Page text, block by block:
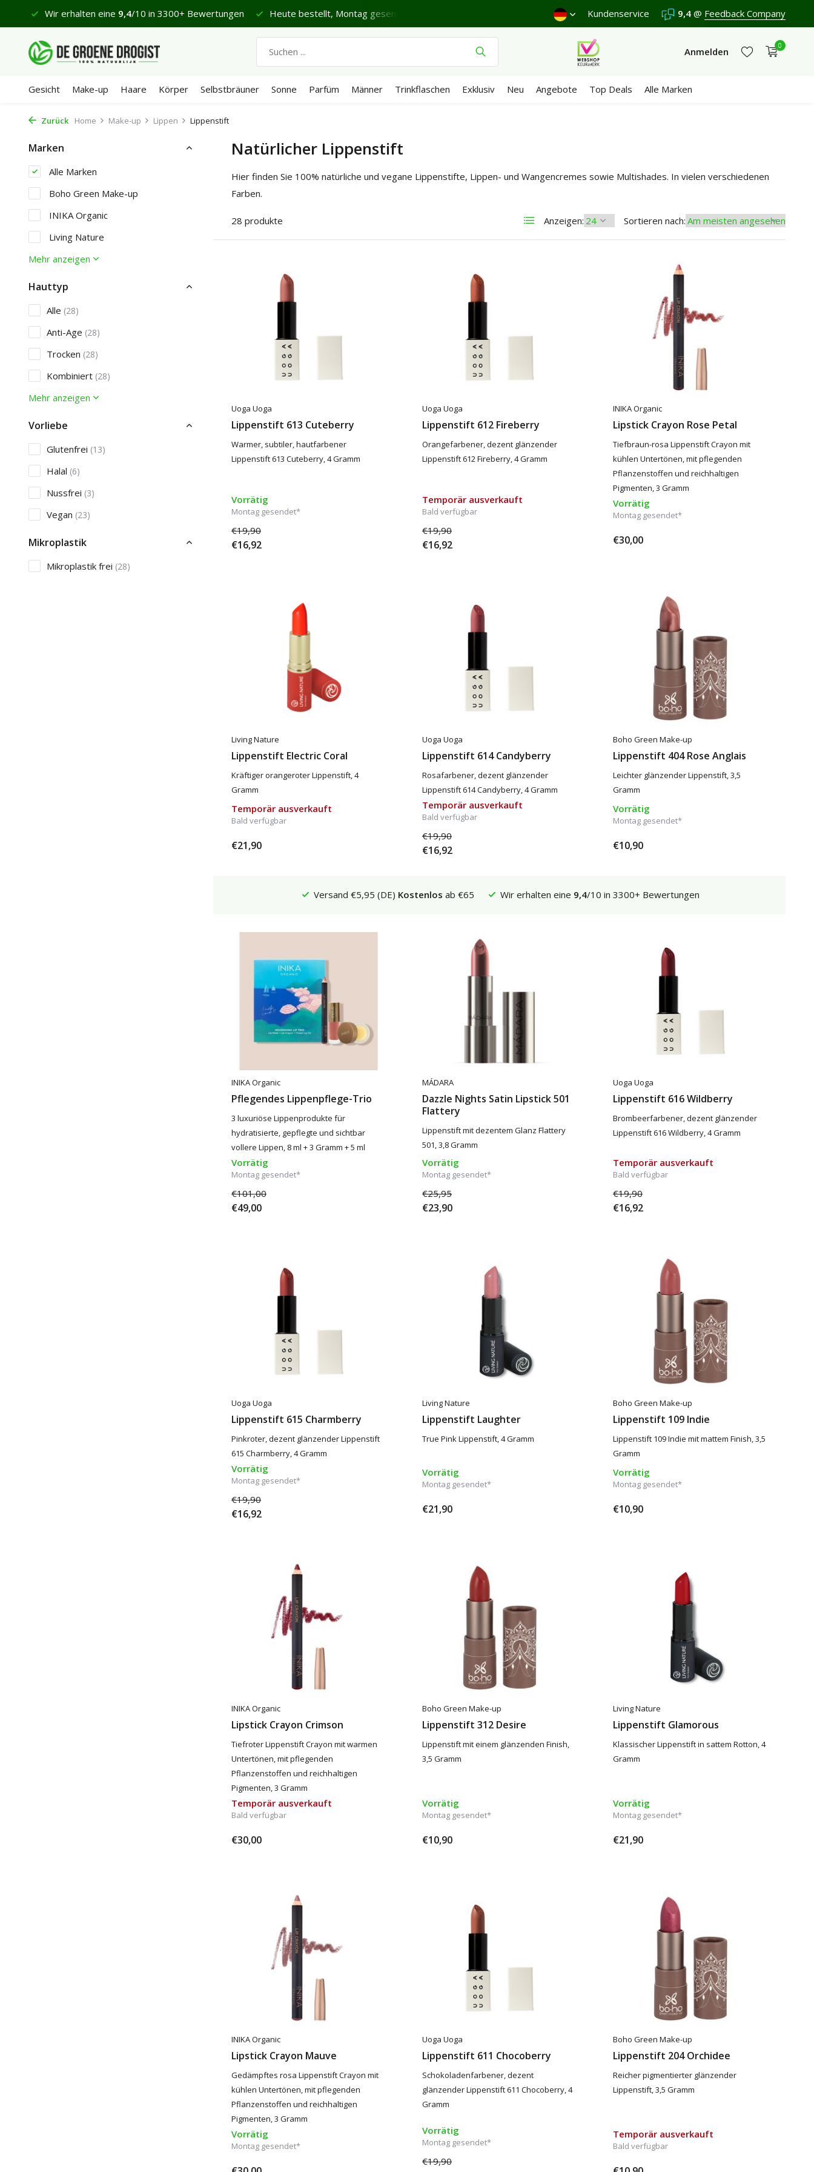
Wir erhalten eine9,4/10 in 3300+ Bewertungen Heute bestellt, Montag gesendet* Versand €5,95 (DE)Kostenlos ab €65 Wir erhalten eine
Kundenservice 9,4 @ Feedback Company
Anmelden
Jetzt registrieren
Jetzt registrieren
0
Gesicht Make-up Haare Körper Selbstbräuner Sonne Parfüm Männer Trinkflaschen Exklusiv Neu Angebote Top Deals Alle Marken
Zurück Home Make-up Lippen Lippenstift
Marken
Alle Marken
Boho Green Make-up
INIKA Organic
Living Nature
Mehr anzeigen
Hauttyp
Alle (28)
Anti-Age (28)
Trocken (28)
Kombiniert (28)
Mehr anzeigen
Vorliebe
Glutenfrei (13)
Halal (6)
Nussfrei (3)
Vegan (23)
Mikroplastik
Mikroplastik frei (28)
Natürlicher Lippenstift
Hier finden Sie 100% natürliche und vegane Lippenstifte, Lippen- und Wangencremes sowie Multishades. In vielen verschiedenen
Farben.
28 produkte Anzeigen: Sortieren nach:
Uoga Uoga
Lippenstift 613 Cuteberry
Warmer, subtiler, hautfarbener
Lippenstift 613 Cuteberry, 4 Gramm
Vorrätig
Montag gesendet*
€19,90
€16,92
Uoga Uoga
Lippenstift 612 Fireberry
Orangefarbener, dezent glänzender
Lippenstift 612 Fireberry, 4 Gramm
Temporär ausverkauft
Bald verfügbar
€19,90
€16,92
INIKA Organic
Lipstick Crayon Rose Petal
Tiefbraun-rosa Lippenstift Crayon mit
kühlen Untertönen, mit pflegenden
Pflanzenstoffen und reichhaltigen
Pigmenten, 3 Gramm
Vorrätig
Montag gesendet*
€30,00
Living Nature
Lippenstift Electric Coral
Kräftiger orangeroter Lippenstift, 4
Gramm
Temporär ausverkauft
Bald verfügbar
€21,90
Uoga Uoga
Lippenstift 614 Candyberry
Rosafarbener, dezent glänzender
Lippenstift 614 Candyberry, 4 Gramm
Temporär ausverkauft
Bald verfügbar
€19,90
€16,92
Boho Green Make-up
Lippenstift 404 Rose Anglais
Leichter glänzender Lippenstift, 3,5
Gramm
Vorrätig
Montag gesendet*
€10,90
Versand €5,95 (DE) Kostenlos ab €65 Wir erhalten eine 9,4/10 in 3300+ Bewertungen
INIKA Organic
Pflegendes Lippenpflege-Trio
3 luxuriöse Lippenprodukte für
hydratisierte, gepflegte und sichtbar
vollere Lippen, 8 ml + 3 Gramm + 5 ml
Vorrätig
Montag gesendet*
€101,00
€49,00
MÁDARA
Dazzle Nights Satin Lipstick 501
Flattery
Lippenstift mit dezentem Glanz Flattery
501, 3,8 Gramm
Vorrätig
Montag gesendet*
€25,95
€23,90
Uoga Uoga
Lippenstift 616 Wildberry
Brombeerfarbener, dezent glänzender
Lippenstift 616 Wildberry, 4 Gramm
Temporär ausverkauft
Bald verfügbar
€19,90
€16,92
Uoga Uoga
Lippenstift 615 Charmberry
Pinkroter, dezent glänzender Lippenstift
615 Charmberry, 4 Gramm
Vorrätig
Montag gesendet*
€19,90
€16,92
Living Nature
Lippenstift Laughter
True Pink Lippenstift, 4 Gramm
Vorrätig
Montag gesendet*
€21,90
Boho Green Make-up
Lippenstift 109 Indie
Lippenstift 109 Indie mit mattem Finish, 3,5
Gramm
Vorrätig
Montag gesendet*
€10,90
INIKA Organic
Lipstick Crayon Crimson
Tiefroter Lippenstift Crayon mit warmen
Untertönen, mit pflegenden
Pflanzenstoffen und reichhaltigen
Pigmenten, 3 Gramm
Temporär ausverkauft
Bald verfügbar
€30,00
Boho Green Make-up
Lippenstift 312 Desire
Lippenstift mit einem glänzenden Finish,
3,5 Gramm
Vorrätig
Montag gesendet*
€10,90
Living Nature
Lippenstift Glamorous
Klassischer Lippenstift in sattem Rotton, 4
Gramm
Vorrätig
Montag gesendet*
€21,90
INIKA Organic
Lipstick Crayon Mauve
Gedämpftes rosa Lippenstift Crayon mit
kühlen Untertönen, mit pflegenden
Pflanzenstoffen und reichhaltigen
Pigmenten, 3 Gramm
Vorrätig
Montag gesendet*
Uoga Uoga
Lippenstift 611 Chocoberry
Schokoladenfarbener, dezent
glänzender Lippenstift 611 Chocoberry, 4
Gramm
Vorrätig
Montag gesendet*
€19,90
Boho Green Make-up
Lippenstift 204 Orchidee
Reicher pigmentierter glänzender
Lippenstift, 3,5 Gramm
Temporär ausverkauft
Bald verfügbar